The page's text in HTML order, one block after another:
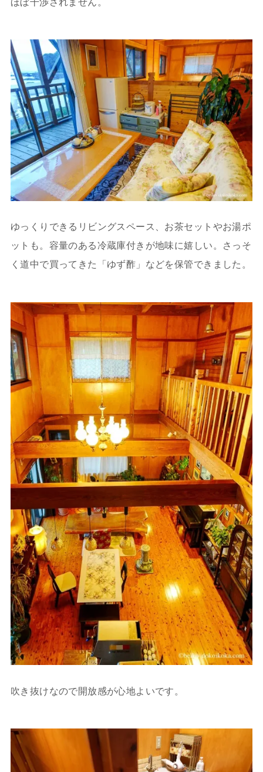
ゆっくりできるリビングスペース、お茶セットやお湯ポ
ットも。容量のある冷蔵庫付きが地味に嬉しい。さっそ
く道中で買ってきた「ゆず酢」などを保管できました。
吹き抜けなので開放感が心地よいです。